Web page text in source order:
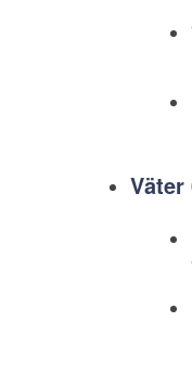
Väter